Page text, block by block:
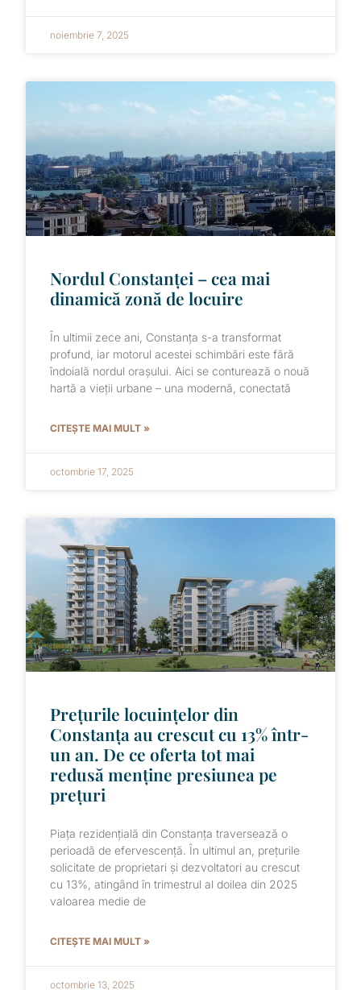
noiembrie 7, 2025
Nordul Constanței – cea mai
dinamică zonă de locuire
În ultimii zece ani, Constanța s-a transformat
profund, iar motorul acestei schimbări este fără
îndoială nordul orașului. Aici se conturează o nouă
hartă a vieții urbane – una modernă, conectată
CITEȘTE MAI MULT »
octombrie 17, 2025
Prețurile locuințelor din
Constanța au crescut cu 13% într-
un an. De ce oferta tot mai
redusă menține presiunea pe
prețuri
Piața rezidențială din Constanța traversează o
perioadă de efervescență. În ultimul an, prețurile
solicitate de proprietari și dezvoltatori au crescut
cu 13%, atingând în trimestrul al doilea din 2025
valoarea medie de
CITEȘTE MAI MULT »
octombrie 13, 2025